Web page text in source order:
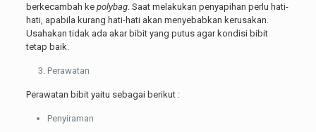
berkecambah ke polybag. Saat melakukan penyapihan perlu hati-
hati, apabila kurang hati-hati akan menyebabkan kerusakan.
Usahakan tidak ada akar bibit yang putus agar kondisi bibit
tetap baik.
Perawatan
Perawatan bibit yaitu sebagai berikut :
Penyiraman